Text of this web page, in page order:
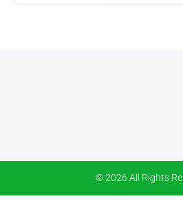
© 2026 All Rights